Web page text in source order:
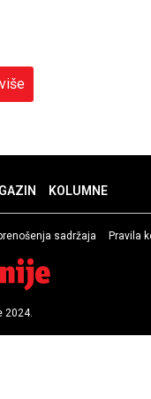
KOLUMNE
sadržaja Pravila
2024.